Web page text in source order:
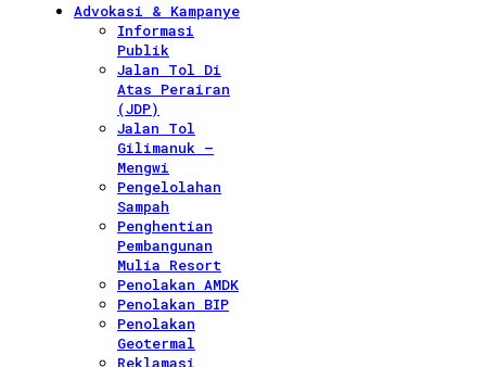
Advokasi & Kampanye
Informasi
Publik
Jalan Tol Di
Atas Perairan
(JDP)
Jalan Tol
Gilimanuk –
Mengwi
Pengelolahan
Sampah
Penghentian
Pembangunan
Mulia Resort
Penolakan AMDK
Penolakan BIP
Penolakan
Geotermal
Reklamasi